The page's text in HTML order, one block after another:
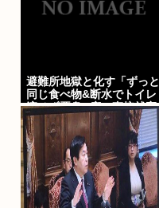
避難所地獄と化す「ずっと
同じ食べ物&断水でトイレ
流せず悪臭&床に直接就寝
&コロナ感染」